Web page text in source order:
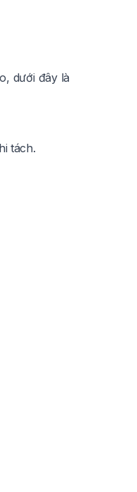
dưới đây là
tách.